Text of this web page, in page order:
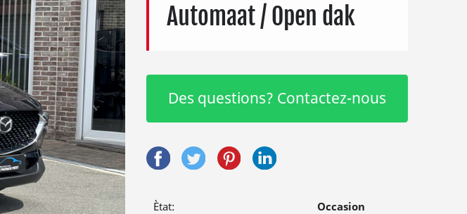
Automaat / Open dak
Des questions? Contactez-nous
Ètat:
Occasion